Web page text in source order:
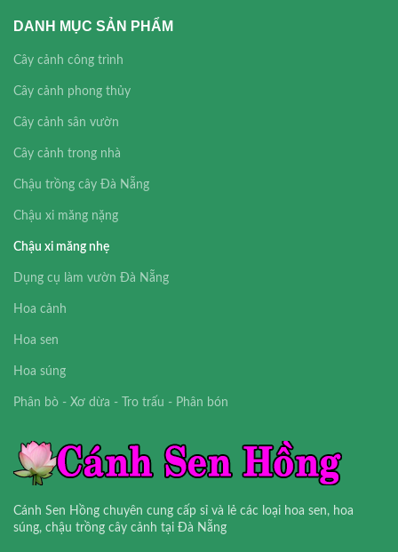
DANH MỤC SẢN PHẨM
Cây cảnh công trình
Cây cảnh phong thủy
Cây cảnh sân vườn
Cây cảnh trong nhà
Chậu trồng cây Đà Nẵng
Chậu xi măng nặng
Chậu xi măng nhẹ
Dụng cụ làm vườn Đà Nẵng
Hoa cảnh
Hoa sen
Hoa súng
Phân bò - Xơ dừa - Tro trấu - Phân bón
Cánh Sen Hồng chuyên cung cấp sỉ và lẻ các loại hoa sen, hoa
súng, chậu trồng cây cảnh tại Đà Nẵng